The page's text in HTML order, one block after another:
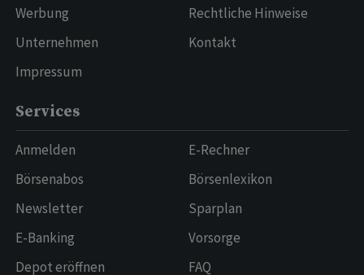
Werbung
Unternehmen
Impressum
Rechtliche Hinweise
Kontakt
Services
Anmelden
Börsenabos
Newsletter
E-Banking
Depot eröffnen
E-Rechner
Börsenlexikon
Sparplan
Vorsorge
FAQ